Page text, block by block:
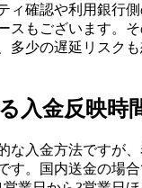
ィ確認や利用銀行
スもございます。
多少の遅延リスク
入金反映時
な入金方法ですが
す。国内送金の場